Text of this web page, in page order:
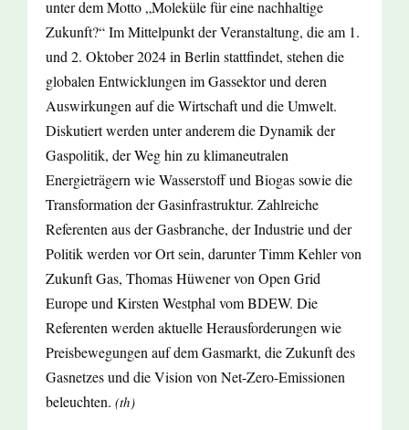
unter dem Motto „Moleküle für eine nachhaltige
Zukunft?“ Im Mittelpunkt der Veranstaltung, die am 1.
und 2. Oktober 2024 in Berlin stattfindet, stehen die
globalen Entwicklungen im Gassektor und deren
Auswirkungen auf die Wirtschaft und die Umwelt.
Diskutiert werden unter anderem die Dynamik der
Gaspolitik, der Weg hin zu klimaneutralen
Energieträgern wie Wasserstoff und Biogas sowie die
Transformation der Gasinfrastruktur. Zahlreiche
Referenten aus der Gasbranche, der Industrie und der
Politik werden vor Ort sein, darunter Timm Kehler von
Zukunft Gas, Thomas Hüwener von Open Grid
Europe und Kirsten Westphal vom BDEW. Die
Referenten werden aktuelle Herausforderungen wie
Preisbewegungen auf dem Gasmarkt, die Zukunft des
Gasnetzes und die Vision von Net-Zero-Emissionen
beleuchten. (th)